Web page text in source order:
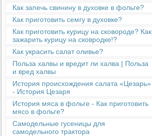
Как запечь свинину в духовке в фольге?
Как приготовить семгу в духовке?
Как приготовить курицу на сковороде? Как
зажарить курицу на сковродке!?
Как украсить салат оливье?
Польза халвы и вредит ли халва | Польза
и вред халвы
История происхождения салата «Цезарь»
- История Цезаря
История мяса в фольге - Как приготовить
мясо в фольге?
Cамодельные гусеницы для
самодельного трактора